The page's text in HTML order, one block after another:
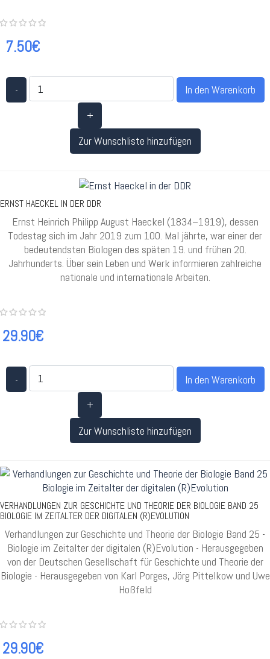
7.50€
-
+
Zur Wunschliste hinzufügen
ERNST HAECKEL IN DER DDR
Ernst Heinrich Philipp August Haeckel (1834–1919), dessen
Todestag sich im Jahr 2019 zum 100. Mal jährte, war einer der
bedeutendsten Biologen des späten 19. und frühen 20.
Jahrhunderts. Über sein Leben und Werk informieren zahlreiche
nationale und internationale Arbeiten.
29.90€
-
+
Zur Wunschliste hinzufügen
VERHANDLUNGEN ZUR GESCHICHTE UND THEORIE DER BIOLOGIE BAND 25
BIOLOGIE IM ZEITALTER DER DIGITALEN (R)EVOLUTION
Verhandlungen zur Geschichte und Theorie der Biologie Band 25 -
Biologie im Zeitalter der digitalen (R)Evolution - Herausgegeben
von der Deutschen Gesellschaft für Geschichte und Theorie der
Biologie - Herausgegeben von Karl Porges, Jörg Pittelkow und Uwe
Hoßfeld
29.90€